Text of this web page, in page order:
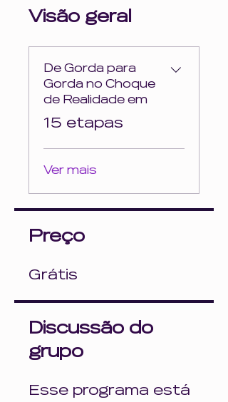
Visão geral
De Gorda para
Gorda no Choque
de Realidade em
.
15 etapas
Ver mais
Preço
Grátis
Discussão do
grupo
Esse programa está